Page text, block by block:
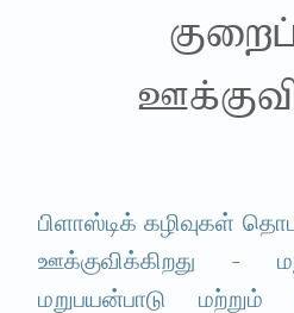
பிளாஸ்டிக் கழிவுகள்
ஊக்குவிக்கிறது -
மறுபயன்பாடு